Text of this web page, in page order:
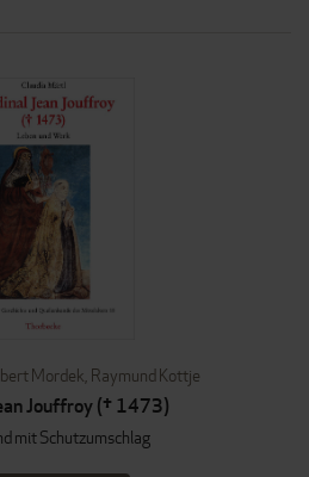
Mordek, Raymund Kottje
Jouffroy († 1473)
mit Schutzumschlag